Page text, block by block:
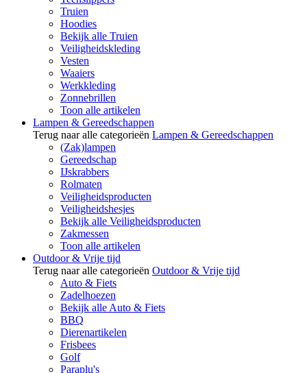
Truien
Hoodies
Bekijk alle Truien
Veiligheidskleding
Vesten
Waaiers
Werkkleding
Zonnebrillen
Toon alle artikelen
Lampen & Gereedschappen
Terug naar alle categorieën Lampen & Gereedschappen
(Zak)lampen
Gereedschap
IJskrabbers
Rolmaten
Veiligheidsproducten
Veiligheidshesjes
Bekijk alle Veiligheidsproducten
Zakmessen
Toon alle artikelen
Outdoor & Vrije tijd
Terug naar alle categorieën Outdoor & Vrije tijd
Auto & Fiets
Zadelhoezen
Bekijk alle Auto & Fiets
BBQ
Dierenartikelen
Frisbees
Golf
Paraplu's